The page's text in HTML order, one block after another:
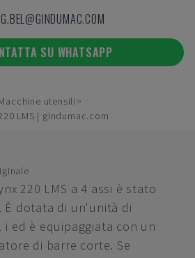
G.BEL@GINDUMAC.COM
SU WHATSAPP
utensili
LMS | gindumac.com
220 LMS a 4 assi è stato
dotata di un'unità di
ed è equipaggiata con un
di barre corte. Se